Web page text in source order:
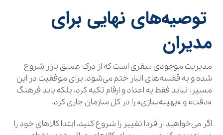
توصیه‌های نهایی برای
مدیران
مدیریت موجودی سفری است که از درک عمیق بازار شروع
شده و به قفسه‌های انبار ختم می‌شود. برای موفقیت در این
مسیر، نباید فقط به اعداد و ارقام تکیه کرد، بلکه باید فرهنگ
«دقت» و «بهینه‌سازی» را در کل سازمان جاری کرد.
اگر می‌خواهید از فردا تغییر را شروع کنید، ابتدا کالاهای خود را